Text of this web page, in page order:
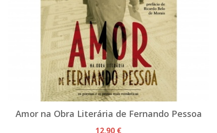
Amor na Obra Literária de Fernando Pessoa
12,90 €